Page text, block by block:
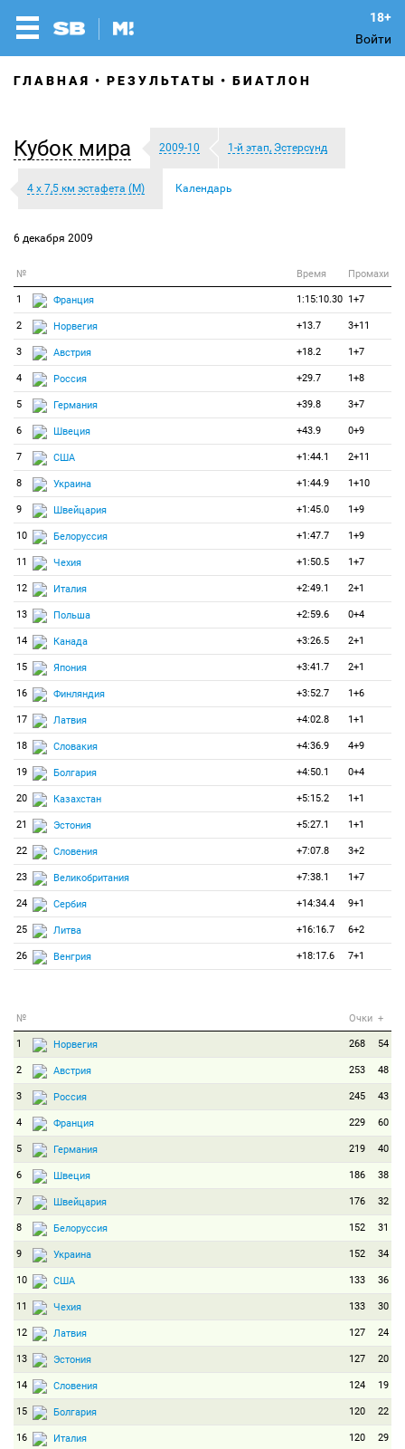
Войти
ГЛАВНАЯ РЕЗУЛЬТАТЫ БИАТЛОН
Кубок мира 2009-10 1-й этап, Эстерсунд
4 х 7,5 км эстафета (М) Календарь
6 декабря 2009
№ Время Промахи
1 Франция 1:15:10.30 1+7
2 Норвегия +13.7 3+11
3 Австрия +18.2 1+7
4 Россия +29.7 1+8
5 Германия +39.8 3+7
6 Швеция +43.9 0+9
7 США +1:44.1 2+11
8 Украина +1:44.9 1+10
9 Швейцария +1:45.0 1+9
10 Белоруссия +1:47.7 1+9
11 Чехия +1:50.5 1+7
12 Италия +2:49.1 2+1
13 Польша +2:59.6 0+4
14 Канада +3:26.5 2+1
15 Япония +3:41.7 2+1
16 Финляндия +3:52.7 1+6
17 Латвия +4:02.8 1+1
18 Словакия +4:36.9 4+9
19 Болгария +4:50.1 0+4
20 Казахстан +5:15.2 1+1
21 Эстония +5:27.1 1+1
22 Словения +7:07.8 3+2
23 Великобритания +7:38.1 1+7
24 Сербия +14:34.4 9+1
25 Литва +16:16.7 6+2
26 Венгрия +18:17.6 7+1
№ Очки +
1 Норвегия 268 54
2 Австрия 253 48
3 Россия 245 43
4 Франция 229 60
5 Германия 219 40
6 Швеция 186 38
7 Швейцария 176 32
8 Белоруссия 152 31
9 Украина 152 34
10 США 133 36
11 Чехия 133 30
12 Латвия 127 24
13 Эстония 127 20
14 Словения 124 19
15 Болгария 120 22
16 Италия 120 29